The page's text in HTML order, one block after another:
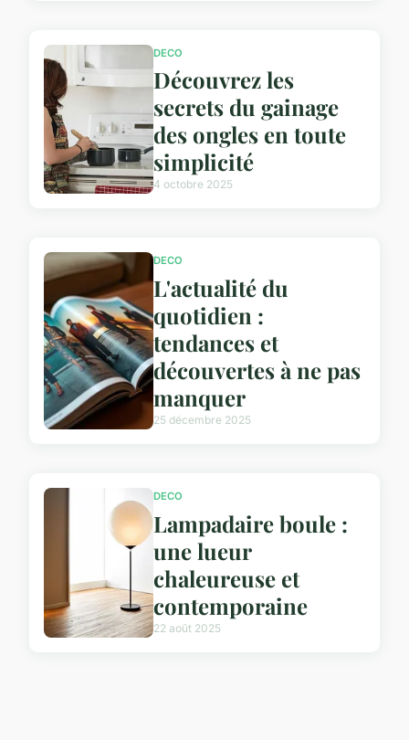
DECO
Découvrez les
secrets du gainage
des ongles en toute
simplicité
4 octobre 2025
DECO
L'actualité du
quotidien :
tendances et
découvertes à ne pas
manquer
25 décembre 2025
DECO
Lampadaire boule :
une lueur
chaleureuse et
contemporaine
22 août 2025